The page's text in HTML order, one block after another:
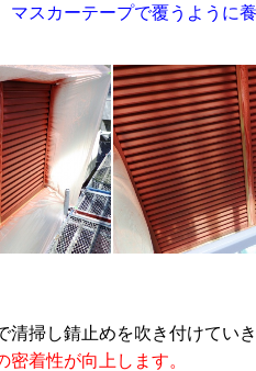
マスカーテープで覆うように
掃し錆止めを吹き付けてい
着性が向上します。